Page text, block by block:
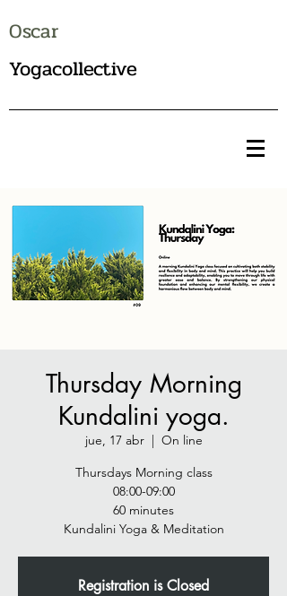
Oscar
Yogacollective
Thursday Morning
Kundalini yoga.
jue, 17 abr
  |
On line
Thursdays Morning class
08:00-09:00
60 minutes
Registration is Closed